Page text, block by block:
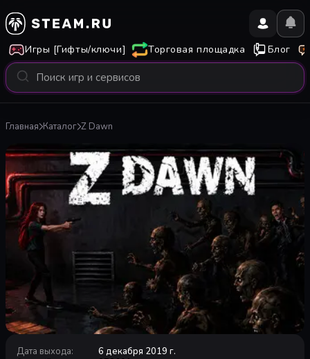
Игры [Гифты/ключи] Торговая площадка Блог
Главная Каталог Z Dawn
Дата выхода:
6 декабря 2019 г.